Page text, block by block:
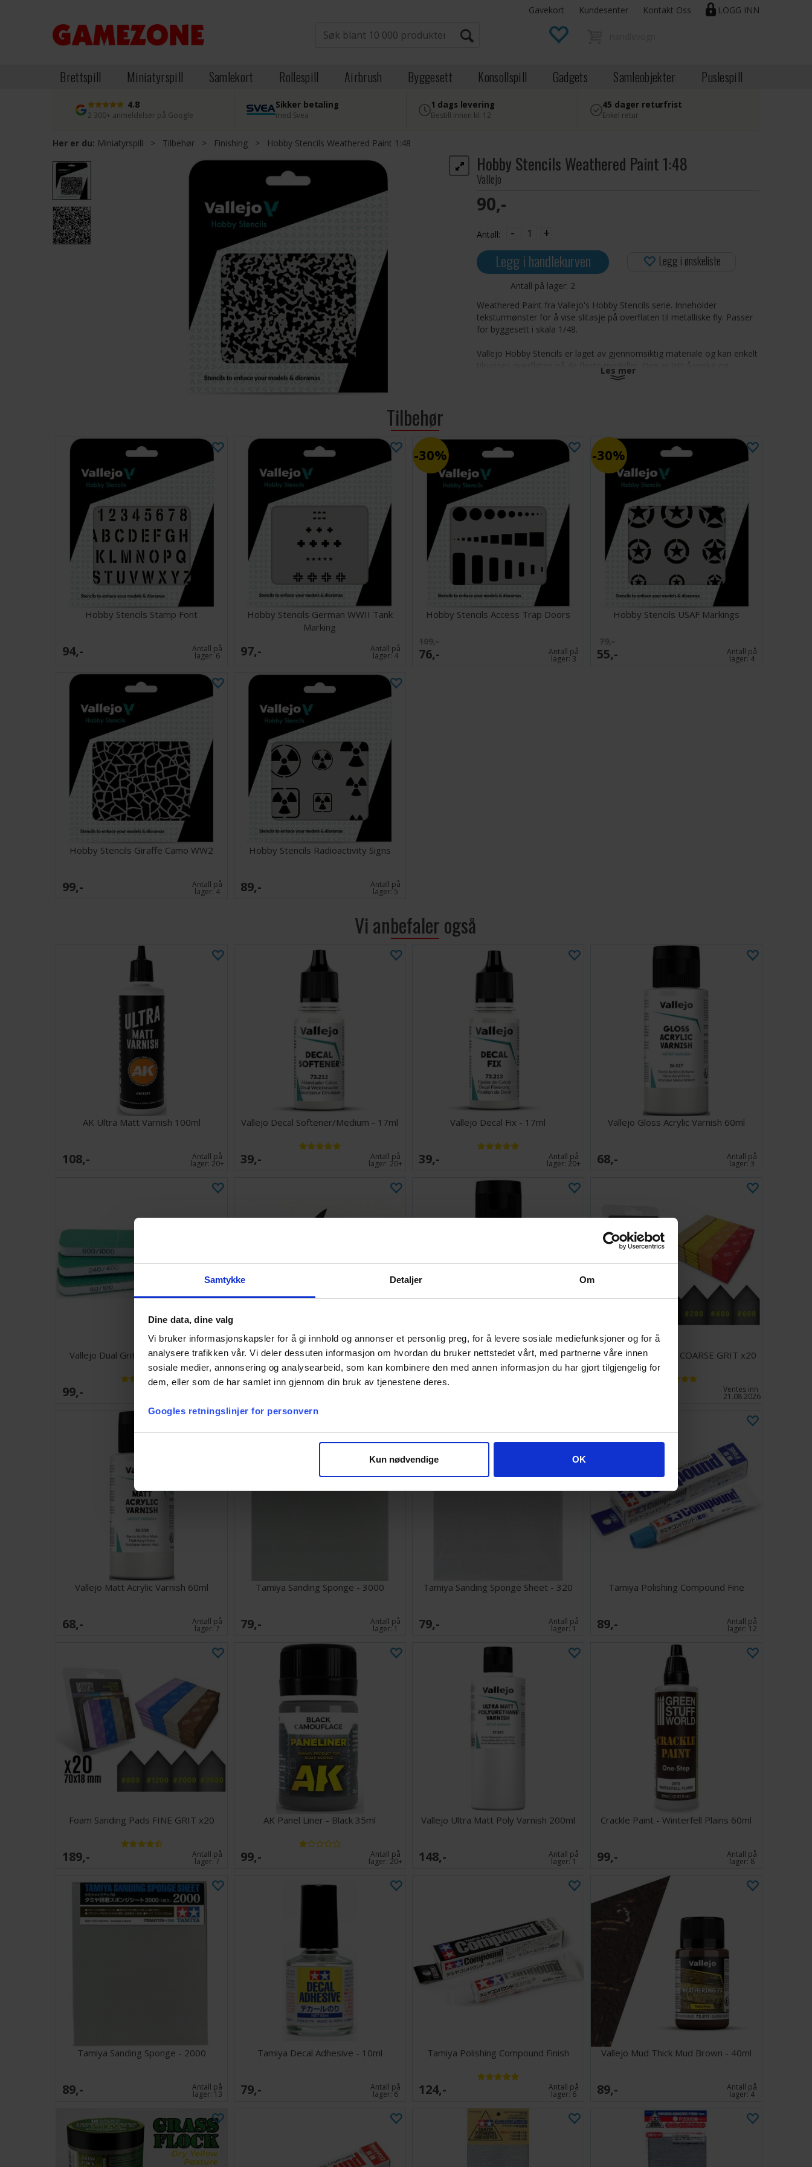
Samtykke Detaljer Om
Dine data, dine valg
Vi bruker informasjonskapsler for å gi innhold og annonser et personlig preg, for å levere sosiale mediefunksjoner og for å
analysere trafikken vår. Vi deler dessuten informasjon om hvordan du bruker nettstedet vårt, med partnerne våre innen
sosiale medier, annonsering og analysearbeid, som kan kombinere den med annen informasjon du har gjort tilgjengelig for
dem, eller som de har samlet inn gjennom din bruk av tjenestene deres.
Googles retningslinjer for personvern
Kun nødvendige OK
LOGG INN
Gavekort Kundesenter Kontakt Oss
Brettspill Miniatyrspill Samlekort Rollespill Airbrush Byggesett Konsollspill Gadgets Samleobjekter Puslespill
4.8
2 300+ anmeldelser på Google
Sikker betaling
med Svea
1 dags levering
Bestill innen kl. 12
45 dager returfrist
Enkel retur
Her er du: Miniatyrspill > Tilbehør > Finishing > Hobby Stencils Weathered Paint 1:48
Hobby Stencils Weathered Paint 1:48
Vallejo
90,-
Antall: - +
Legg i handlekurven
Antall på lager: 2
Legg i ønskeliste
Weathered Paint fra Vallejo's Hobby Stencils serie. Inneholder
teksturmønster for å vise slitasje på overflaten til metalliske fly. Passer
for byggesett i skala 1/48.
Vallejo Hobby Stencils er laget av gjennomsiktig materiale og kan enkelt
tilpasses overflaten på de fleste modeller. Den er lett å vaske og
håndtere, og lar deg gjenskape alle typer hobby effekter og teksturer
AFV Markins:Skilt, nummer, slagord, tegn, enheter og
nasjonalitetsmerke designet for historiske og moderne pansrede
Camouflages:
Mønster for væpnede kjøretøy og fly kamuflasje;
mange ulike skalaer tilgjengelig.
Skilt, nummer, enhet og nasjonalitetsmerke,
registreringer og overflate effekter designet for historiske og
Lettering & Signs:
Trafikkskilt, fonter og tegn for dioramaer,
reklame, butikkskilt og graffitti.
Sci-Fi & Fantasy:
Skilt, nummer, effekter og paneler designet for
Sci-Fi kjøretøy og romskip
Texture Effects:
Sprut, teksturer, sprekker, flekker og andre
fysiske teksturer og effekter
Les mer
Tilbehør
Hobby Stencils Stamp Font
94,- Antall på
lager:6
Hobby Stencils German WWII Tank
Marking
97,- Antall på
lager:4
30%
Hobby Stencils Access Trap Doors
109,-
76,- Antall på
lager:3
30%
Hobby Stencils USAF Markings
79,-
55,- Antall på
lager:4
Hobby Stencils Giraffe Camo WW2
99,- Antall på
lager:4
Hobby Stencils Radioactivity Signs
89,- Antall på
lager:5
Vi anbefaler også
AK Ultra Matt Varnish 100ml
108,- Antall på
lager:20+
Vallejo Decal Softener/Medium - 17ml
39,- Antall på
lager:20+
Vallejo Decal Fix - 17ml
39,- Antall på
lager:20+
Vallejo Gloss Acrylic Varnish 60ml
68,- Antall på
lager:3
Vallejo Dual Grit Flexi Sanders 3stk
99,-
Colour Shapers #2 Firm - 5 stk
Ventes inn
Vallejo Satin Acrylic Varnish 60ml Foam Sanding Pads COARSE GRIT x20
Ventes inn
21.08.2026
Vallejo Matt Acrylic Varnish 60ml
68,- Antall på
lager:7
Tamiya Sanding Sponge - 3000
79,- Antall på
lager:1
Tamiya Sanding Sponge Sheet - 320
79,- Antall på
lager:1
Tamiya Polishing Compound Fine
89,- Antall på
lager: 12
Foam Sanding Pads FINE GRIT x20
189,- Antall på
lager:7
AK Panel Liner - Black 35ml
99,- Antall på
lager:20+
Vallejo Ultra Matt Poly Varnish 200ml
148,- Antall på
lager:1
Crackle Paint - Winterfell Plains 60ml
99,- Antall på
lager:8
Tamiya Sanding Sponge - 2000
89,- Antall på
lager: 13
Tamiya Decal Adhesive - 10ml
79,- Antall på
lager:6
Tamiya Polishing Compound Finish
124,- Antall på
lager:6
Vallejo Mud Thick Mud Brown - 40ml
89,- Antall på
lager:4